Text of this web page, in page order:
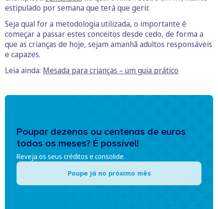
estipulado por semana que terá que gerir.
Seja qual for a metodologia utilizada, o importante é
começar a passar estes conceitos desde cedo, de forma a
que as crianças de hoje, sejam amanhã adultos responsáveis
e capazes.
Leia ainda: Mesada para crianças – um guia prático
Poupar dezenas ou centenas de euros
todos os meses? É possível!
Reveja os seus créditos e consolide.
Poupe já no próximo mês